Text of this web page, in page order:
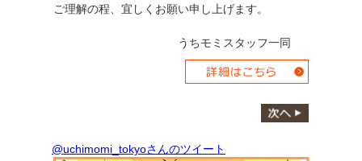
ご理解の程、宜しくお願い申し上げます。
うちモミスタッフ一同
@uchimomi_tokyoさんのツイート